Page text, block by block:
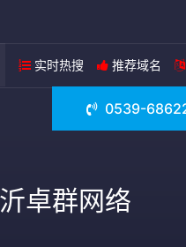
实时热搜 推荐域名
0539-